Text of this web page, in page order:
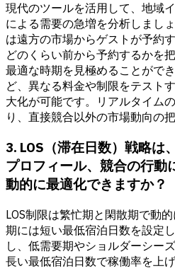
現代のツールを活用して、地域
による需要の急増を分析しまし
は遠方の市場からゲストが予約
どのくらい前から予約するかを
最適な時期を見極めることがで
ど、異なる料金や制限をテスト
大化が可能です。リアルタイム
り、直接競合以外の市場動向の
3. LOS（滞在日数）戦略は
プロフィール、競合の行動
動的に最適化できますか？
LOS制限は繁忙期と閑散期で動
期には短い最低宿泊日数を設定
し、低需要期やショルダーシー
長い最低宿泊日数で稼働率を上